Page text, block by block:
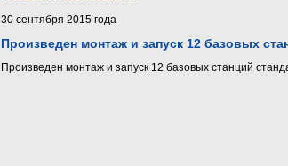
30 сентября 2015 года
Произведен монтаж и запуск 12 базовых
Произведен монтаж и запуск 12 базовых станций